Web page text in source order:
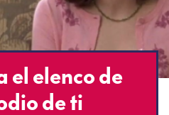
el elenco de
de ti